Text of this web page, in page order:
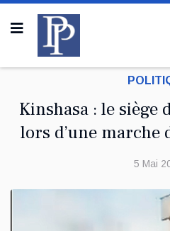
Kinshasa : le siège
lors d’une marche
5 Mai